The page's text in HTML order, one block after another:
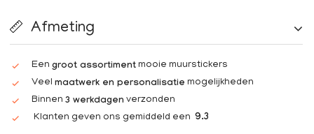
Afmeting
Een groot assortiment mooie muurstickers
Veel maatwerk en personalisatie mogelijkheden
Binnen 3 werkdagen verzonden
Klanten geven ons gemiddeld een 9.3